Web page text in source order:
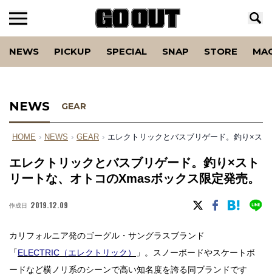
NEWS PICKUP SPECIAL SNAP STORE
NEWS GEAR
HOME › NEWS › GEAR › エレクトリックとバスブリゲード。釣り×ス
エレクトリックとバスブリゲード。釣り×スト
リートな、オトコのXmasボックス限定発売。
作成日 2019.12.09
カリフォルニア発のゴーグル・サングラスブランド
「ELECTRIC（エレクトリック）
」。スノーボードやスケートボ
ードなど横ノリ系のシーンで高い知名度を誇る同ブランドです